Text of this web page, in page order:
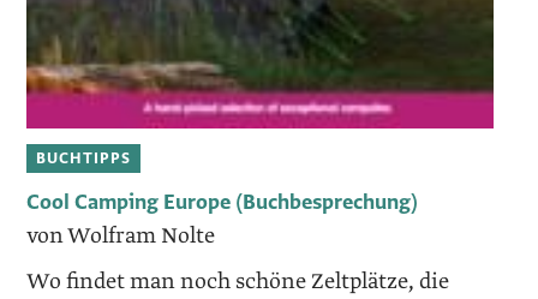
BUCHTIPPS
Cool Camping Europe (Buchbesprechung)
von Wolfram Nolte
Wo findet man noch schöne Zeltplätze, die